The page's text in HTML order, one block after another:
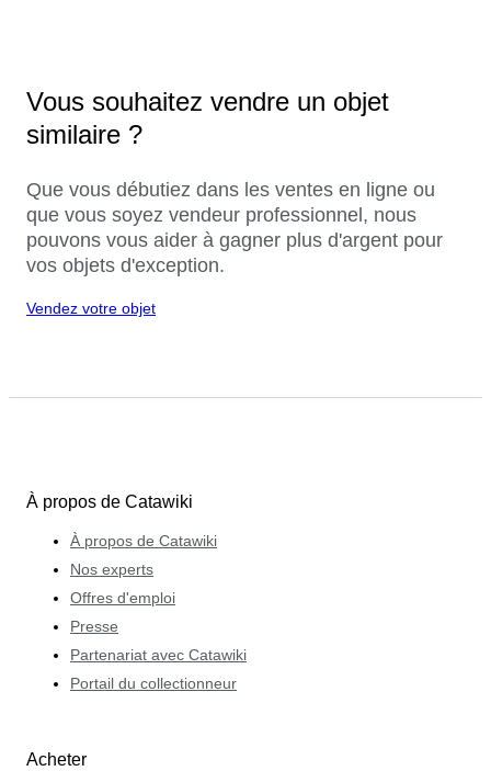
Vous souhaitez vendre un objet
similaire ?
Que vous débutiez dans les ventes en ligne ou
que vous soyez vendeur professionnel, nous
pouvons vous aider à gagner plus d'argent pour
vos objets d'exception.
Vendez votre objet
À propos de Catawiki
À propos de Catawiki
Nos experts
Offres d'emploi
Presse
Partenariat avec Catawiki
Portail du collectionneur
Acheter